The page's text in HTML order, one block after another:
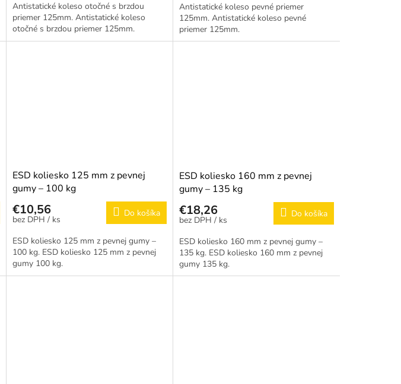
Antistatické koleso otočné s brzdou
priemer 125mm. Antistatické koleso
otočné s brzdou priemer 125mm.
Antistatické koleso pevné priemer
125mm. Antistatické koleso pevné
priemer 125mm.
ESD koliesko 125 mm z pevnej
gumy – 100 kg
€10,56
/ ks
Do košíka
ESD koliesko 125 mm z pevnej gumy –
100 kg. ESD koliesko 125 mm z pevnej
gumy 100 kg.
ESD koliesko 160 mm z pevnej
gumy – 135 kg
€18,26
/ ks
Do košíka
ESD koliesko 160 mm z pevnej gumy –
135 kg. ESD koliesko 160 mm z pevnej
gumy 135 kg.